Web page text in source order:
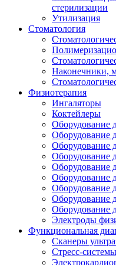
стерилизации
Утилизация
Стоматология
Наконечники,
Физиотерапия
Ингаляторы
Коктейлеры
Оборудование
Оборудование
Оборудование
Оборудование
Оборудование
Оборудование
Оборудование
Оборудование
Оборудование
Электроды
Функциональная
Сканеры
Стресс-системы